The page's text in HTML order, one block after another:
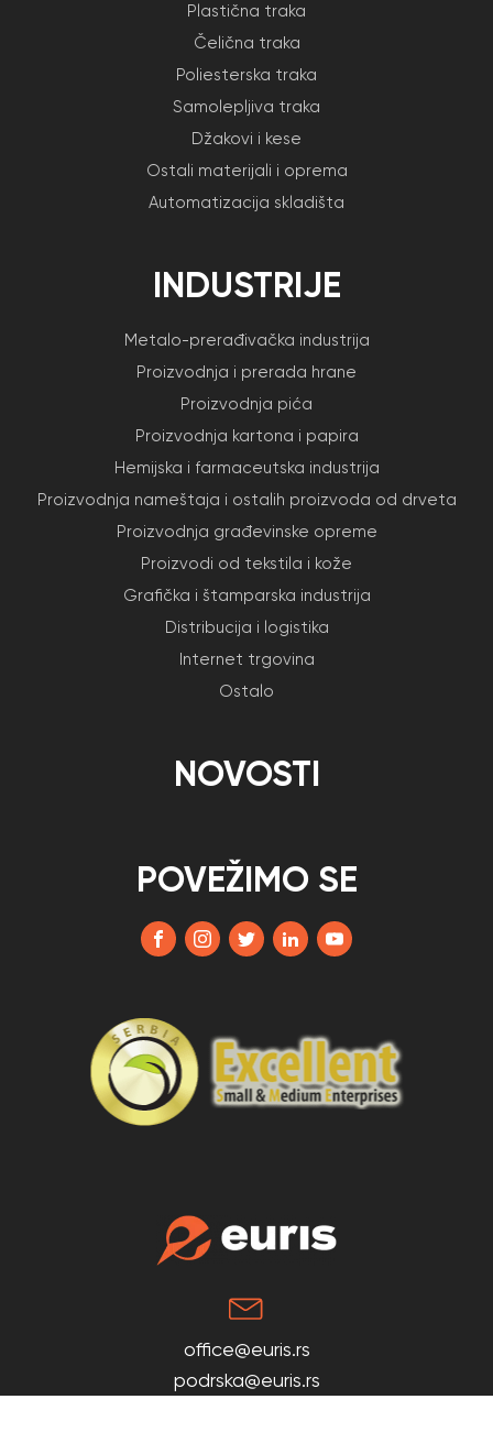
Plastična traka
Čelična traka
Poliesterska traka
Samolepljiva traka
Džakovi i kese
Ostali materijali i oprema
Automatizacija skladišta
INDUSTRIJE
Metalo-prerađivačka industrija
Proizvodnja i prerada hrane
Proizvodnja pića
Proizvodnja kartona i papira
Hemijska i farmaceutska industrija
Proizvodnja nameštaja i ostalih proizvoda od drveta
Proizvodnja građevinske opreme
Proizvodi od tekstila i kože
Grafička i štamparska industrija
Distribucija i logistika
Internet trgovina
Ostalo
NOVOSTI
POVEŽIMO SE
office@euris.rs
podrska@euris.rs